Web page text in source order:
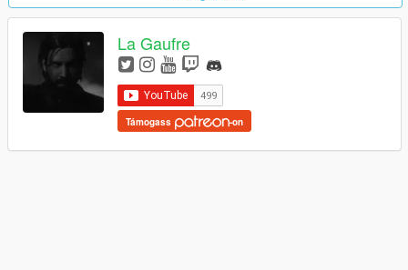
La Gaufre
Támogass -on